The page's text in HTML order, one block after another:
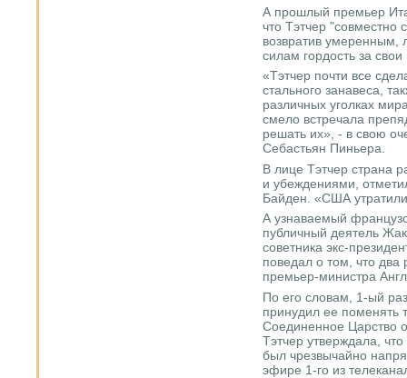
А прошлый премьер
что Тэтчер "совместно
возвратив умеренным,
силам гордость за
«Тэтчер почти все
стального занавеса,
различных уголках
смело встречала
решать их», - в свою
Себастьян Пиньера.
В лице Тэтчер страна
и убеждениями,
Байден. «США
А узнаваемый
публичный деятель
советника экс-
поведал о том, что
премьер-министра
По его словам, 1-ый
принудил ее поменять
Соединенное Царство
Тэтчер утверждала,
был чрезвычайно
эфире 1-го из